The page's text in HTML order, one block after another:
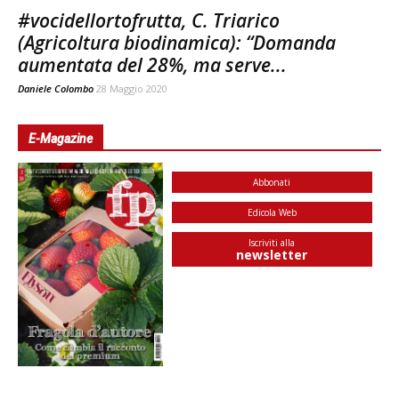
#vocidellortofrutta, C. Triarico
(Agricoltura biodinamica): “Domanda
aumentata del 28%, ma serve...
Daniele Colombo 28 Maggio 2020
E-Magazine
Abbonati
Edicola Web
Iscriviti alla
newsletter